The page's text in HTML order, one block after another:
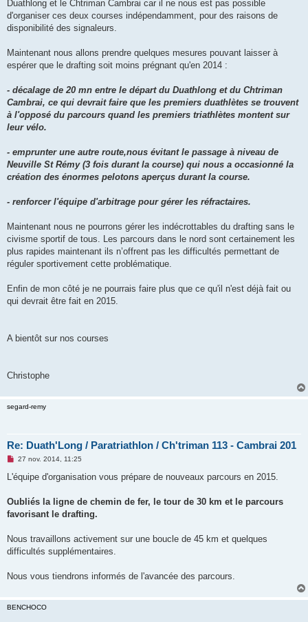
a
g
n
l
u
Duathlong et le Chtriman Cambrai car il ne nous est pas possible
d'organiser ces deux courses indépendamment, pour des raisons de
disponibilité des signaleurs.
Maintenant nous allons prendre quelques mesures pouvant laisser à
espérer que le drafting soit moins prégnant qu'en 2014 :
- décalage de 20 mn entre le départ du Duathlong et du Chtriman
Cambrai, ce qui devrait faire que les premiers duathlètes se trouvent
à l'opposé du parcours quand les premiers triathlètes montent sur
leur vélo.
- emprunter une autre route,nous évitant le passage à niveau de
Neuville St Rémy (3 fois durant la course) qui nous a occasionné la
création des énormes pelotons aperçus durant la course.
- renforcer l'équipe d'arbitrage pour gérer les réfractaires.
Maintenant nous ne pourrons gérer les indécrottables du drafting sans le
civisme sportif de tous. Les parcours dans le nord sont certainement les
plus rapides maintenant ils n’offrent pas les difficultés permettant de
réguler sportivement cette problématique.
Enfin de mon côté je ne pourrais faire plus que ce qu'il n'est déjà fait ou
qui devrait être fait en 2015.
A bientôt sur nos courses
Christophe
segard-remy
Re: Duath'Long / Paratriathlon / Ch'triman 113 - Cambrai 201
M
s
g
n
l
u
27 nov. 2014, 11:25
L'équipe d'organisation vous prépare de nouveaux parcours en 2015.
Oubliés la ligne de chemin de fer, le tour de 30 km et le parcours
favorisant le drafting.
Nous travaillons activement sur une boucle de 45 km et quelques
difficultés supplémentaires.
Nous vous tiendrons informés de l'avancée des parcours.
BENCHOCO